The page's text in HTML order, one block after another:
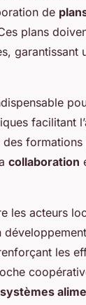
de
plans
garantissant
facilitant
des formations
collaboration
les acteurs
les